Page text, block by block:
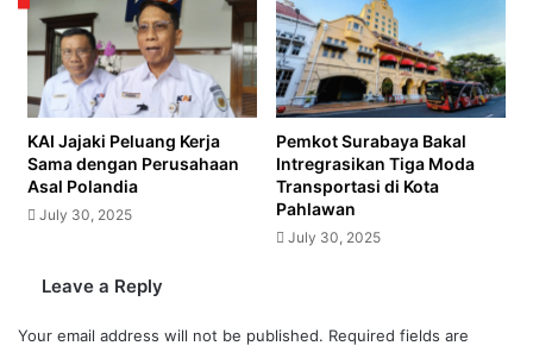
KAI Jajaki Peluang Kerja
Sama dengan Perusahaan
Asal Polandia
July 30, 2025
Pemkot Surabaya Bakal
Intregrasikan Tiga Moda
Transportasi di Kota
Pahlawan
July 30, 2025
Leave a Reply
Your email address will not be published. Required fields are